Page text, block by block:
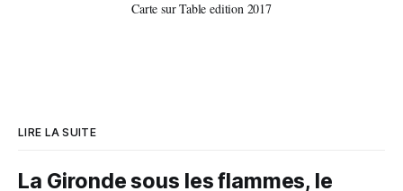
Carte sur Table edition 2017
LIRE LA SUITE
La Gironde sous les flammes, le